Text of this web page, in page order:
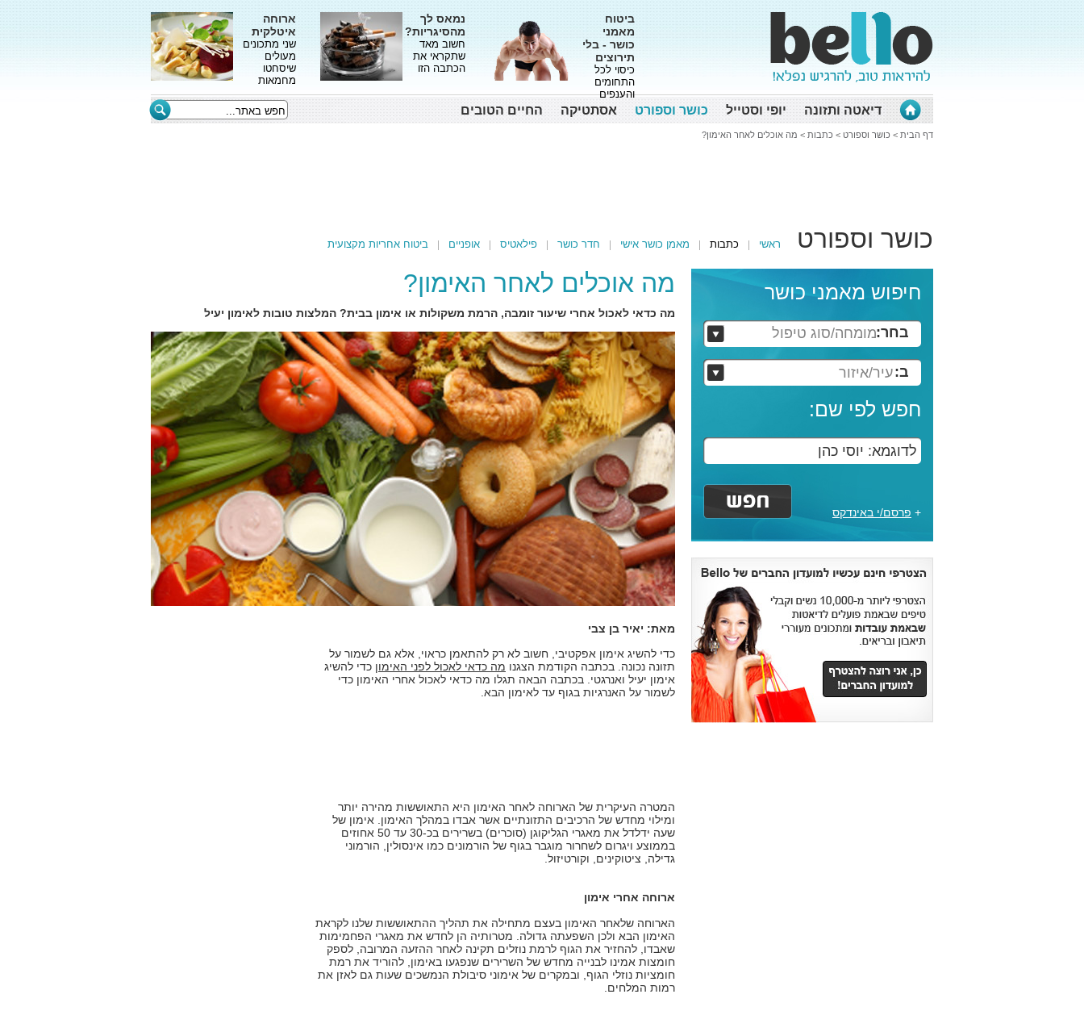
ביטוח
מאמני
כושר - בלי
תירוצים
כיסוי לכל
התחומים
והענפים
נמאס לך
מהסיגריות?
חשוב מאד
שתקראי את
הכתבה הזו
ארוחה
איטלקית
שני מתכונים
מעולים
שיסחטו
מחמאות
דיאטה ותזונה יופי וסטייל כושר וספורט אסתטיקה החיים הטובים
דף הבית > כושר וספורט > כתבות > מה אוכלים לאחר האימון?
כושר וספורט ראשי כתבות מאמן כושר אישי חדר כושר פילאטיס אופניים ביטוח אחריות מקצועית
חיפוש מאמני כושר
בחר:מומחה/סוג טיפול
ב:עיר/איזור
חפש לפי שם:
+ פרסם/י באינדקס
מה אוכלים לאחר האימון?
מה כדאי לאכול אחרי שיעור זומבה, הרמת משקולות או אימון בבית? המלצות טובות לאימון יעיל
מאת: יאיר בן צבי
כדי להשיג אימון אפקטיבי, חשוב לא רק להתאמן כראוי, אלא גם לשמור על
תזונה נכונה. בכתבה הקודמת הצגנו מה כדאי לאכול לפני האימון כדי להשיג
אימון יעיל ואנרגטי. בכתבה הבאה תגלו מה כדאי לאכול אחרי האימון כדי
לשמור על האנרגיות בגוף עד לאימון הבא.
המטרה העיקרית של הארוחה לאחר האימון היא התאוששות מהירה יותר
ומילוי מחדש של הרכיבים התזונתיים אשר אבדו במהלך האימון. אימון של
שעה ידלדל את מאגרי הגליקוגן (סוכרים) בשרירים בכ-30 עד 50 אחוזים
בממוצע ויגרום לשחרור מוגבר בגוף של הורמונים כמו אינסולין, הורמוני
גדילה, ציטוקינים, וקורטיזול.
ארוחה אחרי אימון
הארוחה שלאחר האימון בעצם מתחילה את תהליך ההתאוששות שלנו לקראת
האימון הבא ולכן השפעתה גדולה. מטרותיה הן לחדש את מאגרי הפחמימות
שאבדו, להחזיר את הגוף לרמת נוזלים תקינה לאחר ההזעה המרובה, לספק
חומצות אמינו לבנייה מחדש של השרירים שנפגעו באימון, להוריד את רמת
חומציות נוזלי הגוף, ובמקרים של אימוני סיבולת הנמשכים שעות גם לאזן את
רמות המלחים.